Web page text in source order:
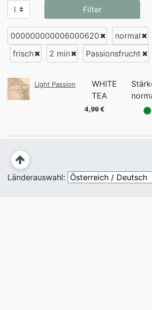
Filter
000000000006000620 normal
frisch
2 min Passionsfrucht
Light Passion
WHITE
TEA
4,99 €
Länderauswahl: